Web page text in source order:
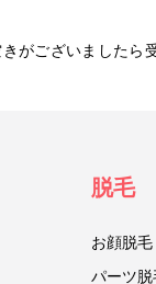
がございましたら
脱毛
お顔脱毛
パーツ脱